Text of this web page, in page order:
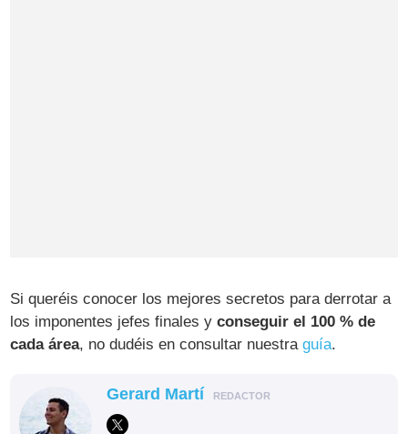
Si queréis conocer los mejores secretos para derrotar a
los imponentes jefes finales yconseguir el 100 % de
cada área, no dudéis en consultar nuestraguía.
Gerard Martí REDACTOR